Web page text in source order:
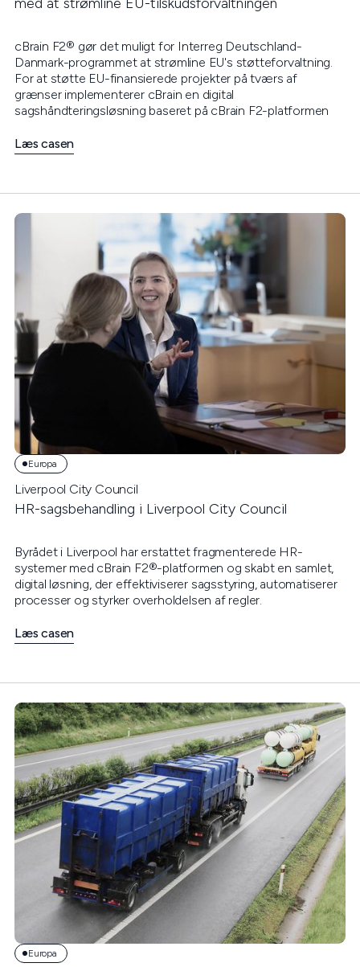
cBrain F2® gør det muligt for Interreg Deutschland-
Danmark-programmet at strømline EU's støtteforvaltning.
For at støtte EU-finansierede projekter på tværs af
grænser implementerer cBrain en digital
sagshåndteringsløsning baseret på cBrain F2-platformen
Læs casen
Europa
Liverpool City Council
HR-sagsbehandling i Liverpool City Council
Byrådet i Liverpool har erstattet fragmenterede HR-
systemer med cBrain F2®-platformen og skabt en samlet,
digital løsning, der effektiviserer sagsstyring, automatiserer
processer og styrker overholdelsen af regler.
Læs casen
Europa